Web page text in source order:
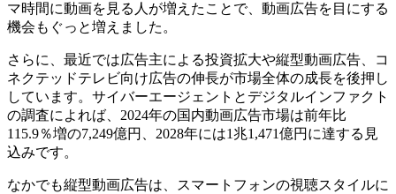
マ時間に動画を見る人が増えたことで、動画広告を目にする
機会もぐっと増えました。
さらに、最近では広告主による投資拡大や縦型動画広告、コ
ネクテッドテレビ向け広告の伸長が市場全体の成長を後押し
しています。サイバーエージェントとデジタルインファクト
の調査によれば、2024年の国内動画広告市場は前年比
115.9％増の7,249億円、2028年には1兆1,471億円に達する見
込みです。
なかでも縦型動画広告は、スマートフォンの視聴スタイルに